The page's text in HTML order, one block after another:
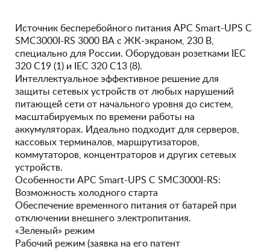
Источник бесперебойного питания APC Smart-UPS C
SMC3000I-RS 3000 ВА с ЖК-экраном, 230 В,
специально для России. Оборудован розетками IEC
320 C19 (1) и IEC 320 C13 (8).
Интеллектуальное эффективное решение для
защиты сетевых устройств от любых нарушений
питающей сети от начального уровня до систем,
масштабируемых по времени работы на
аккумуляторах. Идеально подходит для серверов,
кассовых терминалов, маршрутизаторов,
коммутаторов, концентраторов и других сетевых
устройств.
Особенности APC Smart-UPS C SMC3000I-RS:
Возможность холодного старта
Обеспечение временного питания от батарей при
отключении внешнего электропитания.
«Зеленый» режим
Рабочий режим (заявка на его патент